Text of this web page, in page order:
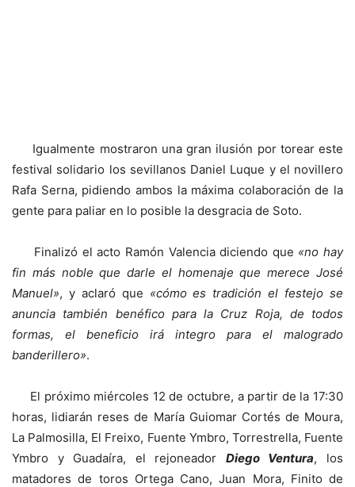
Igualmente mostraron una gran ilusión por torear este
festival solidario los sevillanos Daniel Luque y el novillero
Rafa Serna, pidiendo ambos la máxima colaboración de la
gente para paliar en lo posible la desgracia de Soto.
Finalizó el acto Ramón Valencia diciendo que «no hay
fin más noble que darle el homenaje que merece José
Manuel», y aclaró que «cómo es tradición el festejo se
anuncia también benéfico para la Cruz Roja, de todos
formas, el beneficio irá integro para el malogrado
banderillero».
El próximo miércoles 12 de octubre, a partir de la 17:30
horas, lidiarán reses de María Guiomar Cortés de Moura,
La Palmosilla, El Freixo, Fuente Ymbro, Torrestrella, Fuente
Ymbro y Guadaíra, el rejoneador Diego Ventura, los
matadores de toros Ortega Cano, Juan Mora, Finito de